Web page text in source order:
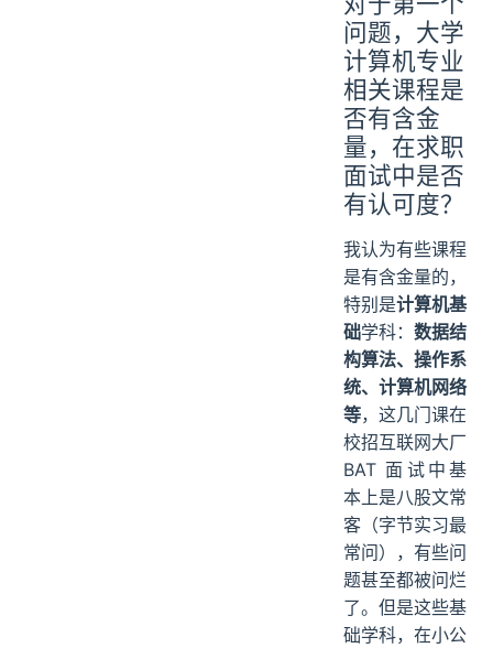
问题，大学
计算机专业
相关课程是
否有含金
量，在求职
面试中是否
有认可度？
我认为有些课程
是有含金量的，
特别是计算机基
础学科： 数据结
构算法、操作系
统、计算机网络
等，这几门课在
校招互联网大厂
BAT 面试中基
本上是八股文常
客（字节实习最
常问），有些问
题甚至都被问烂
了。但是这些基
础学科，在小公